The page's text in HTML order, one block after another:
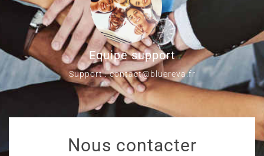
Equipe support
Support : contact@bluereva.fr
Nous contacter